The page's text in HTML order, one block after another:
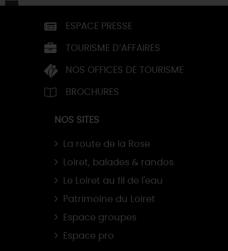
ESPACE PRESSE
TOURISME D’AFFAIRES
NOS OFFICES DE TOURISME
BROCHURES
NOS SITES
La route de la Rose
Loiret, balades & randos
Le Loiret au fil de l'eau
Patrimoine du Loiret
Espace groupes
Espace pro